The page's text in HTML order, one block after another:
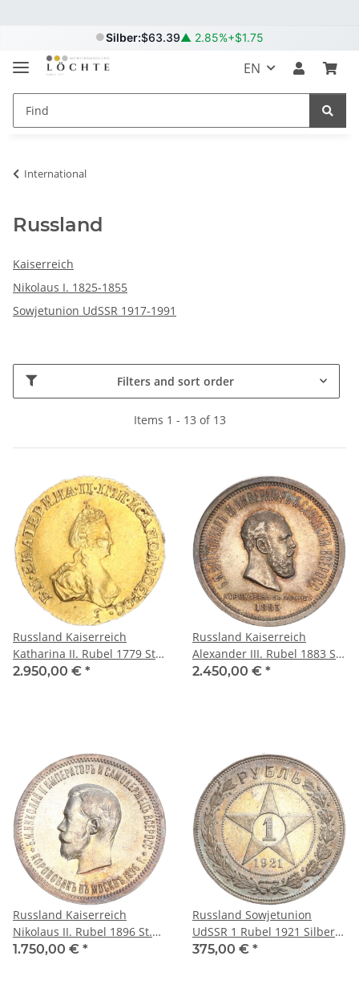
Silber:$63.39▲ 2.85%+$1.75
EN
International
Russland
Kaiserreich
Nikolaus I. 1825-1855
Sowjetunion UdSSR 1917-1991
Filters and sort order
Items 1 - 13 of 13
Russland Kaiserreich
Katharina II. Rubel 1779 St.
Petersburg vz-stgl.
2.950,00 € *
Russland Kaiserreich
Alexander III. Rubel 1883 St.
Petersburg auf seine
2.450,00 € *
Russland Kaiserreich
Nikolaus II. Rubel 1896 St.
Petersburg auf seine
1.750,00 € *
Russland Sowjetunion
UdSSR 1 Rubel 1921 Silber
vz-stgl.
375,00 € *